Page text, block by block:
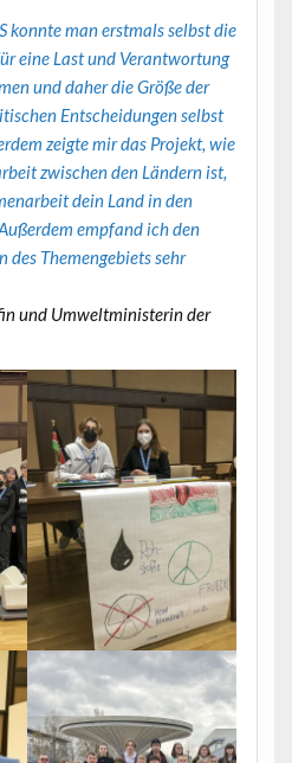
konnte man erstmals selbst die
eine Last und Verantwortung
und daher die Größe der
Entscheidungen selbst
zeigte mir das Projekt, wie
zwischen den Ländern ist,
dein Land in den
empfand ich den
des Themengebiets sehr
und Umweltministerin der